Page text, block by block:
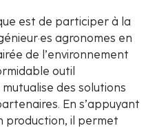
est de participer à la
agronomes en
de l’environnement
outil
des solutions
En s’appuyant
production, il permet